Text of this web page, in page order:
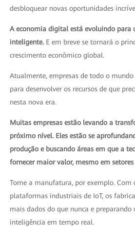
desbloquear novas oportunidades
A economia digital está evoluindo para
inteligente. E em breve se tornará o
crescimento econômico global.
Atualmente, empresas de todo o
para desenvolver os recursos de que
nesta nova era.
Muitas empresas estão levando a
próximo nível. Eles estão se
produção e buscando áreas em que a
fornecer maior valor, mesmo em
Tome a manufatura, por exemplo. Com
plataformas industriais de IoT, os
mais dados do que nunca e preparando
inteligência em tempo real.